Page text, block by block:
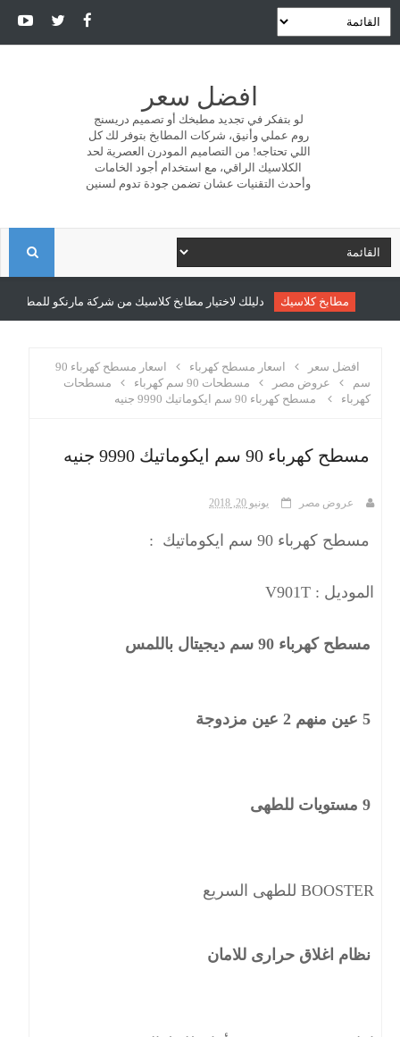
افضل سعر
لو بتفكر في تجديد مطبخك أو تصميم دريسنج
روم عملي وأنيق، شركات المطابخ بتوفر لك كل
اللي تحتاجه! من التصاميم المودرن العصرية لحد
الكلاسيك الراقي، مع استخدام أجود الخامات
وأحدث التقنيات عشان تضمن جودة تدوم لسنين
ا
مطابخ كلاسيك دليلك لاختيار مطابخ كلاسيك من شركة مارنكو للمطابخ
افضل سعر اسعار مسطح كهرباء
اسعار مسطح كهرباء 90
سم
عروض مصر مسطحات 90 سم كهرباء
مسطحات
كهرباء
مسطح كهرباء 90 سم ايكوماتيك 9990 جنيه
مسطح كهرباء 90 سم ايكوماتيك 9990 جنيه
عروض مصر يونيو 20, 2018
مسطح كهرباء 90 سم ايكوماتيك :
الموديل : V901T
مسطح كهرباء 90 سم ديجيتال باللمس
5 عين منهم 2 عين مزدوجة
9 مستويات للطهى
BOOSTER للطهى السريع
نظام اغلاق حرارى للامان